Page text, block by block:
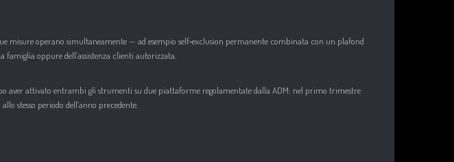
misure operano simultaneamente — ad esempio self‑exclusion permanente combinata con un plafond
oppure dell’assistenza clienti autorizzata.​
aver attivato entrambi gli strumenti su due piattaforme regolamentate dalla ADM: nel primo trimestre
stesso periodo dell’anno precedente.​